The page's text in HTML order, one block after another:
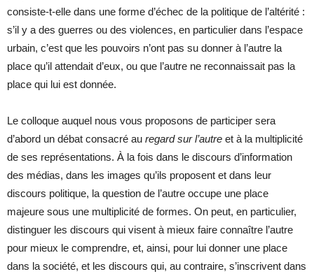
consiste-t-elle dans une forme d’échec de la politique de l’altérité :
s’il y a des guerres ou des violences, en particulier dans l’espace
urbain, c’est que les pouvoirs n’ont pas su donner à l’autre la
place qu’il attendait d’eux, ou que l’autre ne reconnaissait pas la
place qui lui est donnée.
Le colloque auquel nous vous proposons de participer sera
d’abord un débat consacré au regard sur l’autre et à la multiplicité
de ses représentations. À la fois dans le discours d’information
des médias, dans les images qu’ils proposent et dans leur
discours politique, la question de l’autre occupe une place
majeure sous une multiplicité de formes. On peut, en particulier,
distinguer les discours qui visent à mieux faire connaître l’autre
pour mieux le comprendre, et, ainsi, pour lui donner une place
dans la société, et les discours qui, au contraire, s’inscrivent dans